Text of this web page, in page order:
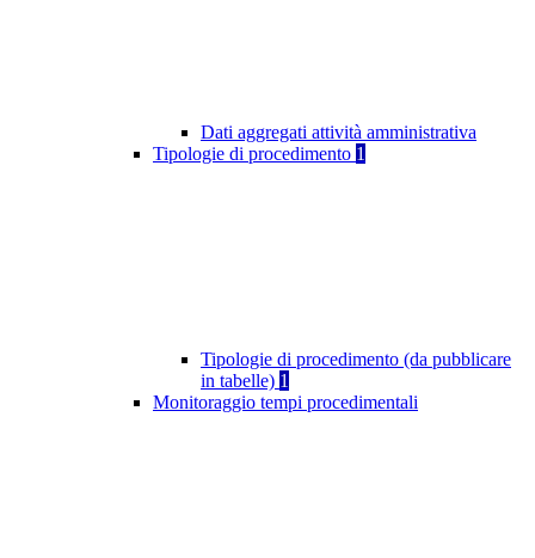
Dati aggregati attività amministrativa
Tipologie di procedimento 1
Tipologie di procedimento (da pubblicare
in tabelle) 1
Monitoraggio tempi procedimentali